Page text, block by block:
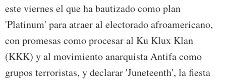
este viernes el que ha bautizado como plan
'Platinum' para atraer al electorado afroamericano,
con promesas como procesar al Ku Klux Klan
(KKK) y al movimiento anarquista Antifa como
grupos terroristas, y declarar 'Juneteenth', la fiesta